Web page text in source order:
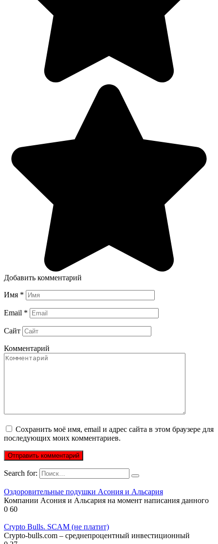
Добавить комментарий
Имя *
Email *
Сайт
Комментарий
Сохранить моё имя, email и адрес сайта в этом браузере для
последующих моих комментариев.
Search for:
Оздоровительные подушки Асония и Альсария
Компании Асония и Альсария на момент написания данного
0 60
Crypto Bulls. SCAM (не платит)
Crypto-bulls.com – среднепроцентный инвестиционный